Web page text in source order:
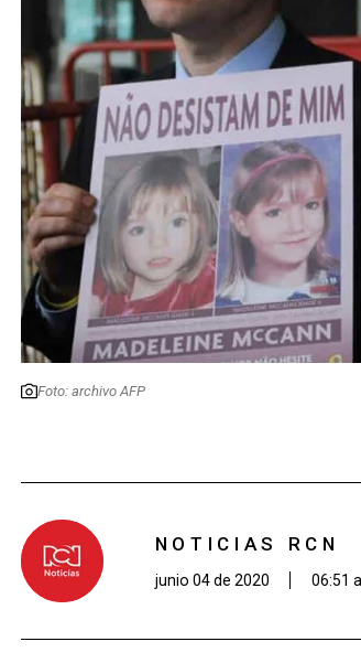
Foto: archivo AFP
NOTICIAS RCN
junio 04 de 2020 06:51